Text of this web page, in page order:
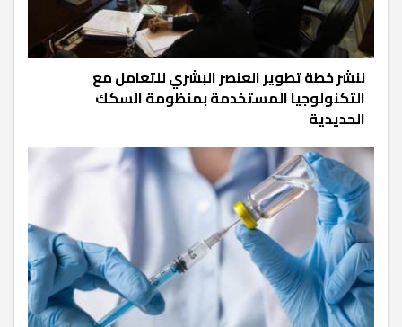
ننشر خطة تطوير العنصر البشري للتعامل مع
التكنولوجيا المستخدمة بمنظومة السكك
الحديدية